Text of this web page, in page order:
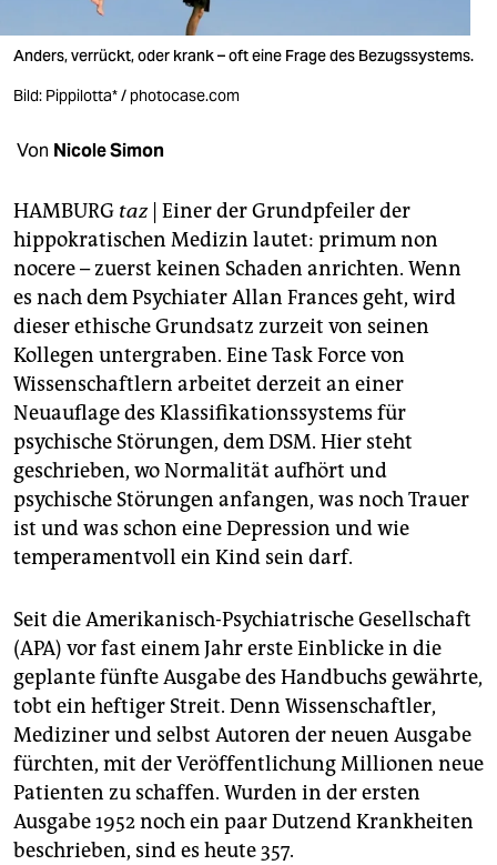
verlag
veranstaltungen
unterstützen
abo
genossenschaft
epaper login
Anders, verrückt, oder krank – oft eine Frage des Bezugssystems.
Bild: Pippilotta* / photocase.com
Von Nicole Simon
HAMBURG taz| Einer der Grundpfeiler der
hippokratischen Medizin lautet: primum non
nocere – zuerst keinen Schaden anrichten. Wenn
es nach dem Psychiater Allan Frances geht, wird
dieser ethische Grundsatz zurzeit von seinen
Kollegen untergraben. Eine Task Force von
Wissenschaftlern arbeitet derzeit an einer
Neuauflage des Klassifikationssystems für
psychische Störungen, dem DSM. Hier steht
geschrieben, wo Normalität aufhört und
psychische Störungen anfangen, was noch Trauer
ist und was schon eine Depression und wie
temperamentvoll ein Kind sein darf.
Seit die Amerikanisch-Psychiatrische Gesellschaft
(APA) vor fast einem Jahr erste Einblicke in die
geplante fünfte Ausgabe des Handbuchs gewährte,
tobt ein heftiger Streit. Denn Wissenschaftler,
Mediziner und selbst Autoren der neuen Ausgabe
fürchten, mit der Veröffentlichung Millionen neue
Patienten zu schaffen. Wurden in der ersten
Ausgabe 1952 noch ein paar Dutzend Krankheiten
beschrieben, sind es heute 357.